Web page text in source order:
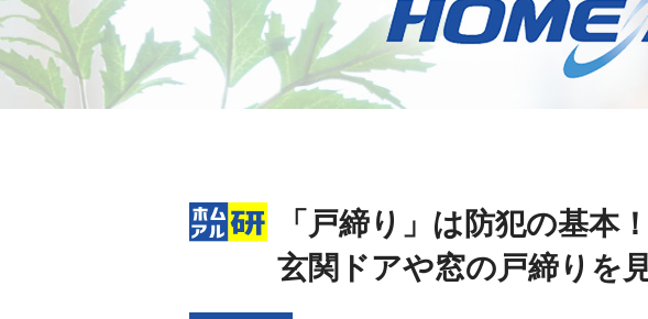
「戸締り」は防犯の基本
玄関ドアや窓の戸締りを